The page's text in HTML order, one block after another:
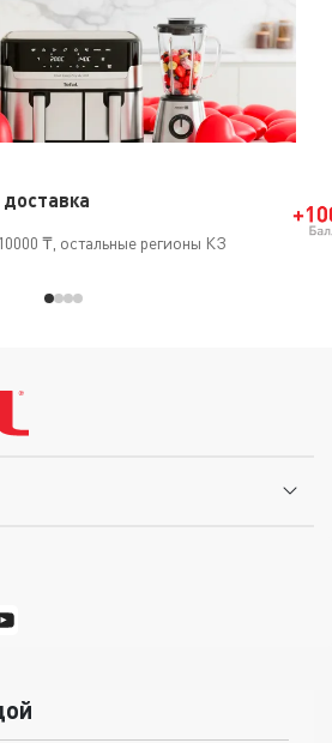
и не выбивалось на края.
пищи не оставляйте
Перед мытьем дождитесь
Перед первым
сковороду теплой водой с
излишки масла. После
кухонную посуду следует мыть
₸, остальные регионы КЗ